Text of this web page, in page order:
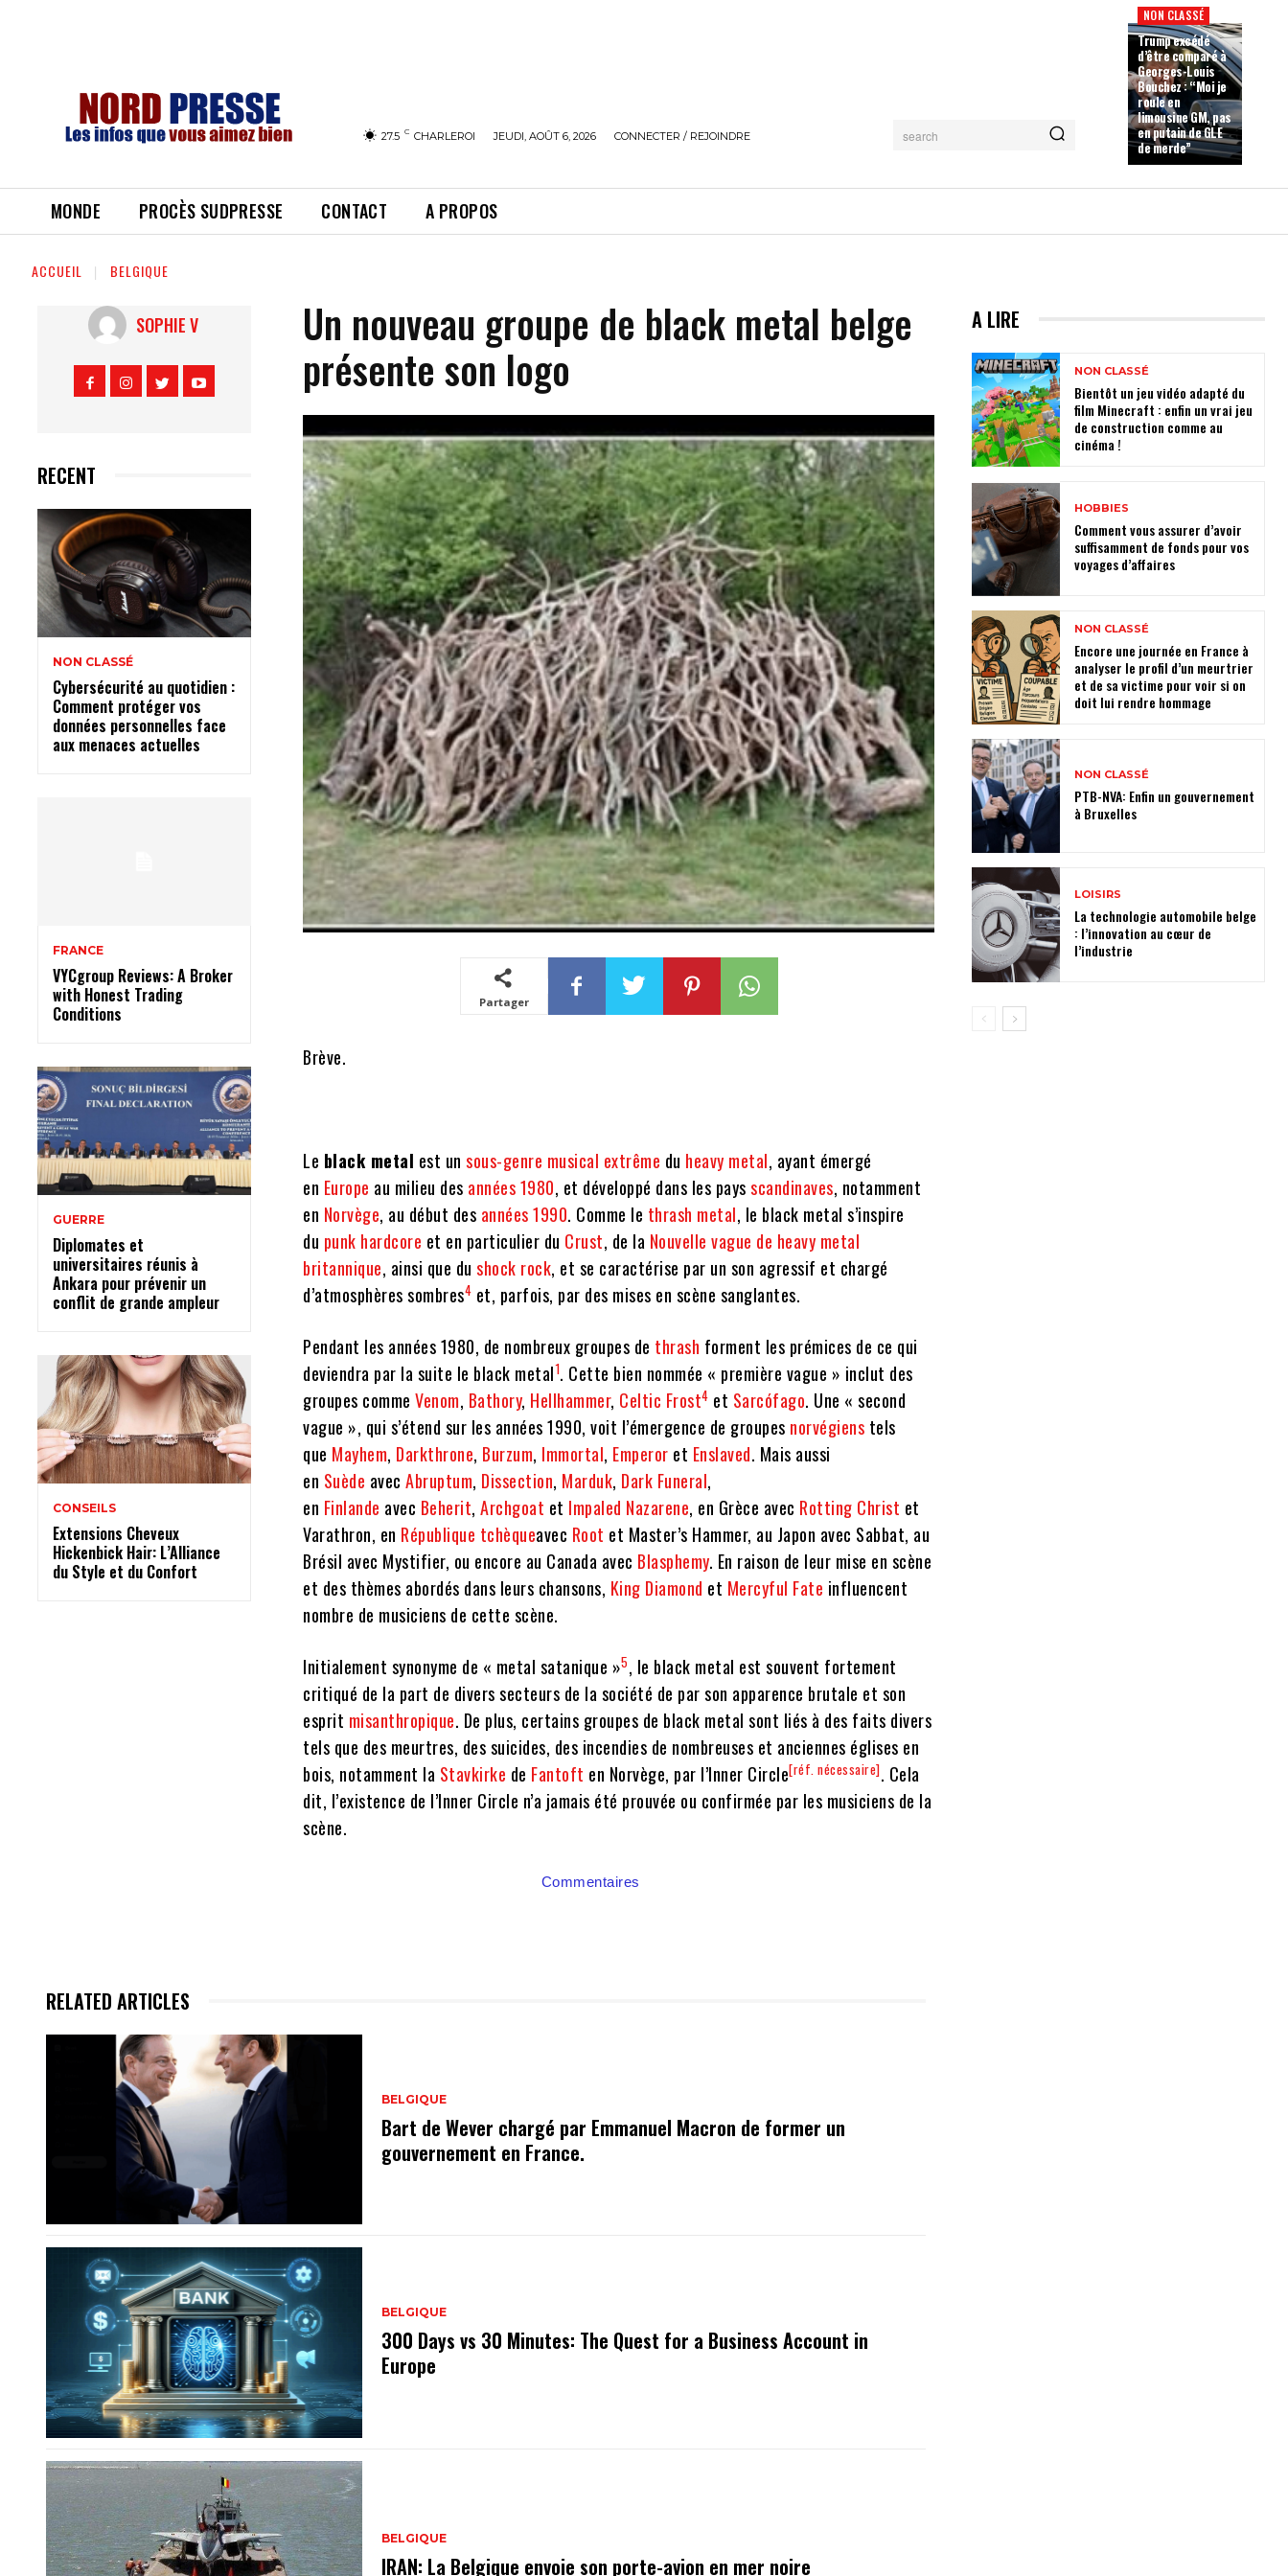
27.5 C CHARLEROI JEUDI, AOÛT 6, 2026 CONNECTER / REJOINDRE search
NON CLASSÉ
Trump excédé
d’être comparé à
Georges-Louis
Bouchez : “Moi je
roule en
limousine GM, pas
en putain de GLE
de merde”
MONDE PROCÈS SUDPRESSE CONTACT A PROPOS
ACCUEIL BELGIQUE
SOPHIE V
RECENT
NON CLASSÉ
Cybersécurité au quotidien :
Comment protéger vos
données personnelles face
aux menaces actuelles
FRANCE
VYCgroup Reviews: A Broker
with Honest Trading
Conditions
GUERRE
Diplomates et
universitaires réunis à
Ankara pour prévenir un
conflit de grande ampleur
CONSEILS
Extensions Cheveux
Hickenbick Hair: L’Alliance
du Style et du Confort
Un nouveau groupe de black metal belge
présente son logo
Partager
Brève.
Le black metal est unsous-genre musical extrême du heavy metal, ayant émergé
en Europe au milieu des années 1980, et développé dans les paysscandinaves, notamment
en Norvège, au début des années 1990. Comme le thrash metal, le black metal s’inspire
du punk hardcore et en particulier du Crust, de la Nouvelle vague de heavy metal
britannique, ainsi que dushock rock, et se caractérise par un son agressif et chargé
d’atmosphères sombres4 et, parfois, par des mises en scène sanglantes.
Pendant les années 1980, de nombreux groupes de thrash forment les prémices de ce qui
deviendra par la suite le black metal1. Cette bien nommée « première vague » inclut des
groupes commeVenom, Bathory, Hellhammer, Celtic Frost4 et Sarcófago. Une « second
vague », qui s’étend sur les années 1990, voit l’émergence de groupes norvégiens tels
que Mayhem, Darkthrone, Burzum, Immortal, Emperor et Enslaved. Mais aussi
en Suède avecAbruptum, Dissection, Marduk, Dark Funeral,
en Finlande avec Beherit,Archgoat et Impaled Nazarene, en Grèce avec Rotting Christ et
Varathron, en République tchèqueavec Root et Master’s Hammer, au Japon avec Sabbat, au
Brésil avec Mystifier, ou encore au Canada avec Blasphemy. En raison de leur mise en scène
et des thèmes abordés dans leurs chansons, King Diamond et Mercyful Fate influencent
nombre de musiciens de cette scène.
Initialement synonyme de « metal satanique »5, le black metal est souvent fortement
critiqué de la part de divers secteurs de la société de par son apparence brutale et son
esprit misanthropique. De plus, certains groupes de black metal sont liés à des faits divers
tels que des meurtres, des suicides, des incendies de nombreuses et anciennes églises en
bois, notamment la Stavkirke de Fantoft en Norvège, par l’Inner Circle[réf. nécessaire]. Cela
dit, l’existence de l’Inner Circle n’a jamais été prouvée ou confirmée par les musiciens de la
scène.
Commentaires
RELATED ARTICLES
BELGIQUE
Bart de Wever chargé par Emmanuel Macron de former un
gouvernement en France.
BELGIQUE
300 Days vs 30 Minutes: The Quest for a Business Account in
Europe
BELGIQUE
IRAN: La Belgique envoie son porte-avion en mer noire
A LIRE
NON CLASSÉ
Bientôt un jeu vidéo adapté du
film Minecraft : enfin un vrai jeu
de construction comme au
cinéma !
HOBBIES
Comment vous assurer d’avoir
suffisamment de fonds pour vos
voyages d’affaires
NON CLASSÉ
Encore une journée en France à
analyser le profil d’un meurtrier
et de sa victime pour voir si on
doit lui rendre hommage
NON CLASSÉ
PTB-NVA: Enfin un gouvernement
à Bruxelles
LOISIRS
La technologie automobile belge
: l’innovation au cœur de
l’industrie